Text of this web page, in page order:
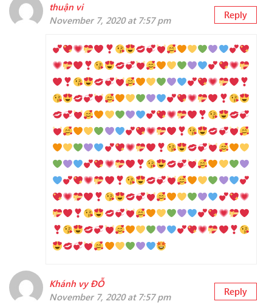
thuận vi
November 7, 2020 at 7:57 pm
Reply
Khánh vy ĐỖ
November 7, 2020 at 7:57 pm
Reply